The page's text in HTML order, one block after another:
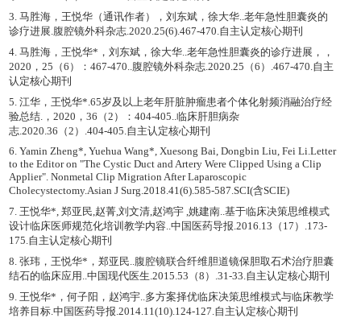
3. 马胜海，王悦华（通讯作者），刘东斌，徐大华..老年急性胆囊炎的
诊疗进展.腹腔镜外科杂志.2020.25(6).467-470.自主认定核心期刊
4. 马胜海，王悦华*，刘东斌，徐大华..老年急性胆囊炎的诊疗进展，，
2020，25（6）：467-470..腹腔镜外科杂志.2020.25（6）.467-470.自主
认定核心期刊
5. 江华，王悦华*.65岁及以上老年肝脏肿瘤患者个体化射频消融治疗经
验总结.，2020，36（2）：404-405..临床肝胆病杂
志.2020.36（2）.404-405.自主认定核心期刊
6. Yamin Zheng*, Yuehua Wang*, Xuesong Bai, Dongbin Liu, Fei Li.Letter
to the Editor on "The Cystic Duct and Artery Were Clipped Using a Clip
Applier". Nonmetal Clip Migration After Laparoscopic
Cholecystectomy.Asian J Surg.2018.41(6).585-587.SCI(含SCIE)
7. 王悦华*, 郑亚民,赵菁,刘文清,赵鸿宇 ,姚建南..基于临床决策思维模式
设计临床医师规范化培训教学内容..中国医药导报.2016.13（17）.173-
175.自主认定核心期刊
8. 张玮，王悦华*，郑亚民..腹腔镜联合纤维胆道镜保胆取石术治疗胆囊
结石的临床应用..中国现代医生.2015.53（8）.31-33.自主认定核心期刊
9. 王悦华*，何子阳，赵鸿宇..多方案择优临床决策思维模式与临床教学
培养目标.中国医药导报.2014.11(10).124-127.自主认定核心期刊